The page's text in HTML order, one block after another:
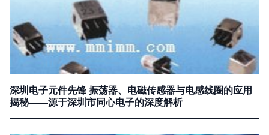
深圳电子元件先锋 振荡器、电磁传感器与电感线圈的应用
揭秘——源于深圳市同心电子的深度解析